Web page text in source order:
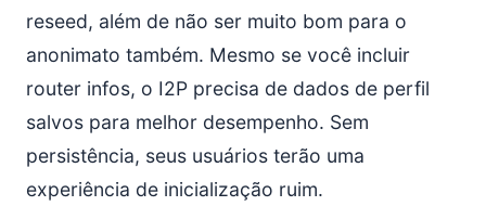
reseed, além de não ser muito bom para o
anonimato também. Mesmo se você incluir
router infos, o I2P precisa de dados de perfil
salvos para melhor desempenho. Sem
persistência, seus usuários terão uma
experiência de inicialização ruim.